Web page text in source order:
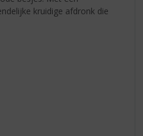
kruidige afdronk die